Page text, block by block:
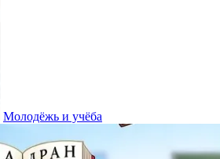
Молодёжь и учёба